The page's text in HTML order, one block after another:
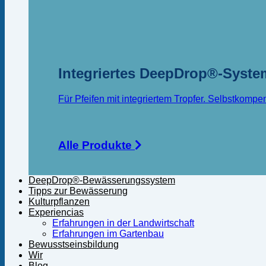
Integriertes DeepDrop®-
Für Pfeifen mit integriertem Tropfer.
Alle Produkte
DeepDrop®-Bewässerungssystem
Tipps zur Bewässerung
Kulturpflanzen
Experiencias
Erfahrungen in der Landwirtschaft
Erfahrungen im Gartenbau
Bewusstseinsbildung
Wir